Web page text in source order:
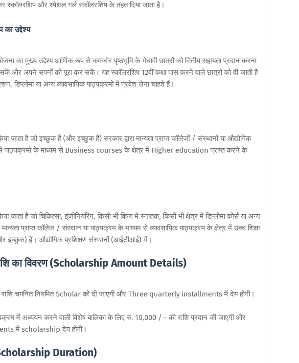
स्कॉलरशिप और स्पेशल गर्ल स्कॉलरशिप के तहत दिया जाता है।
का उद्देश्य
का मुख्य उद्देश्य आर्थिक रूप से कमजोर पृष्ठभूमि के मेधावी छात्रों को वित्तीय सहायता प्रदान करना
सकें और अपने सपनों को पूरा कर सकें। यह स्कॉलरशिप 12वीं कक्षा पास करने वाले छात्रों को दी जाती है
डिप्लोमा या अन्य व्यावसायिक पाठ्यक्रमों में प्रवेश लेना चाहते हैं।
जाता है जो इच्छुक हैं (और इच्छुक हैं) सरकार द्वारा मान्यता प्राप्त कॉलेजों / संस्थानों या औद्योगिक
पाठ्यक्रमों के माध्यम से Business courses के क्षेत्र में Higher education प्राप्त करने के
जाता है जो चिकित्सा, इंजीनियरिंग, किसी भी विषय में स्नातक, किसी भी क्षेत्र में डिप्लोमा कोर्स या अन्य
मान्यता प्राप्त कॉलेज / संस्थान या पाठ्यक्रम के माध्यम से व्यावसायिक पाठ्यक्रम के क्षेत्र में उच्च शिक्षा
इच्छुक) हैं। औद्योगिक प्रशिक्षण संस्थानों (आईटीआई) में।
का विवरण (Scholarship Amount Details)
राशि चयनित नियमित Scholar को दी जाएगी और Three quarterly installments में देय होगी।
में अध्ययन करने वाली विशेष बालिका के लिए रु. 10,000 / - की राशि प्रदान की जाएगी और
में scholarship देय होगी।
Duration)